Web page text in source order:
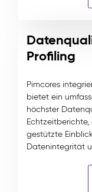
Profiling
Pimcores
bietet ein
höchster
gestützte
Datenintegrität